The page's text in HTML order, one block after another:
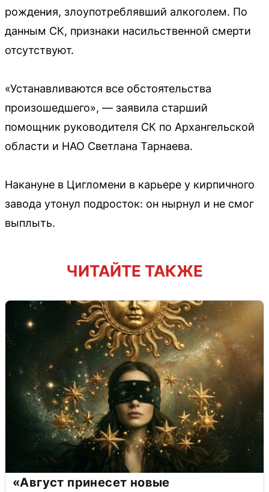
рождения, злоупотреблявший алкоголем. По
данным СК, признаки насильственной смерти
отсутствуют.
«Устанавливаются все обстоятельства
произошедшего», — заявила старший
помощник руководителя СК по Архангельской
области и НАО Светлана Тарнаева.
Накануне в Цигломени в карьере у кирпичного
завода утонул подросток: он нырнул и не смог
выплыть.
ЧИТАЙТЕ ТАКЖЕ
«Август принесет новые